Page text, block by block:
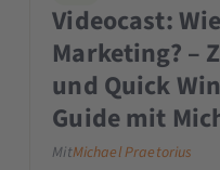
Videocast:
Marketing? –
und Quick
Guide mit
MitMichael Praetorius